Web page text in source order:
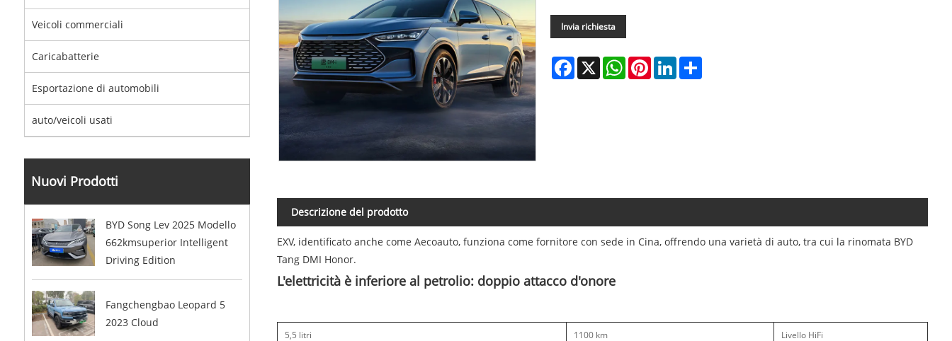
Veicoli commerciali
Caricabatterie
Esportazione di automobili
auto/veicoli usati
Nuovi Prodotti
BYD Song Lev 2025 Modello
662kmsuperior Intelligent
Driving Edition
Fangchengbao Leopard 5
2023 Cloud
Invia richiesta
Facebook
X WhatsApp
PinterestLinkedIn
Descrizione del prodotto
EXV, identificato anche come Aecoauto, funziona come fornitore con sede in Cina, offrendo una varietà di auto, tra cui la rinomata BYD
Tang DMI Honor.
L'elettricità è inferiore al petrolio: doppio attacco d'onore
5,5 litri
1100 km
Livello HiFi